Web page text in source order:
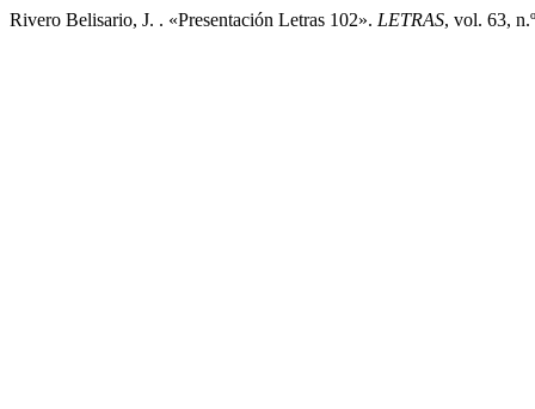
Rivero Belisario, J. . «Presentación Letras 102». LETRAS, vol. 63,